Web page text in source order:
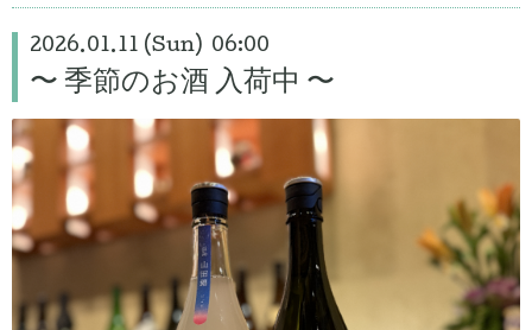
2026.01.11 (Sun) 06:00
〜 季節のお酒 入荷中 〜